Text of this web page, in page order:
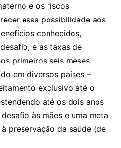
e os riscos
essa possibilidade aos
conhecidos,
e as taxas de
primeiros seis meses
em diversos países –
exclusivo até o
até os dois anos
às mães e uma meta
preservação da saúde (de